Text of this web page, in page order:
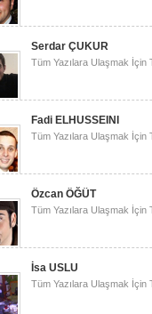
Serdar ÇUKUR
Tüm Yazılara Ulaşmak İçin
Fadi ELHUSSEINI
Tüm Yazılara Ulaşmak İçin
Özcan ÖĞÜT
Tüm Yazılara Ulaşmak İçin
İsa USLU
Tüm Yazılara Ulaşmak İçin